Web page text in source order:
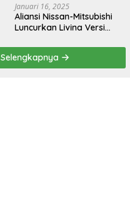
Januari 16, 2025
Aliansi Nissan-Mitsubishi
Luncurkan Livina Versi
Selengkapnya